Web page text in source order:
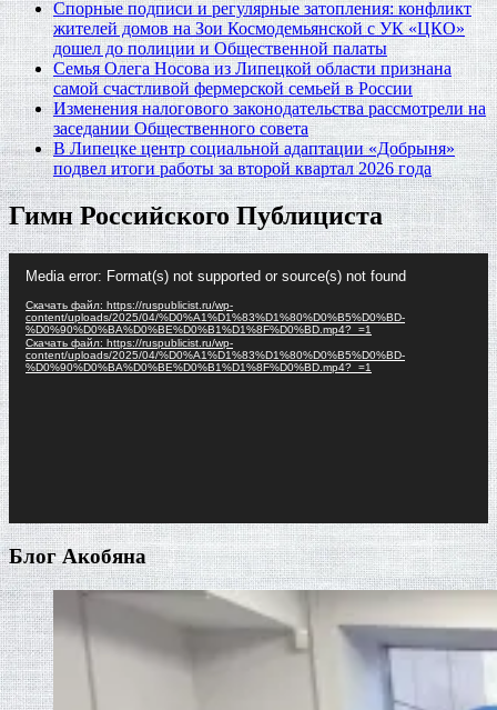
Спорные подписи и регулярные затопления: конфликт
жителей домов на Зои Космодемьянской с УК «ЦКО»
дошел до полиции и Общественной палаты
Семья Олега Носова из Липецкой области признана
самой счастливой фермерской семьей в России
Изменения налогового законодательства рассмотрели на
заседании Общественного совета
В Липецке центр социальной адаптации «Добрыня»
подвел итоги работы за второй квартал 2026 года
Гимн Российского Публициста
Видеоплеер
Media error: Format(s) not supported or source(s) not found
Скачать файл: https://ruspublicist.ru/wp-
content/uploads/2025/04/%D0%A1%D1%83%D1%80%D0%B5%D0%BD-
%D0%90%D0%BA%D0%BE%D0%B1%D1%8F%D0%BD.mp4?_=1
Скачать файл: https://ruspublicist.ru/wp-
content/uploads/2025/04/%D0%A1%D1%83%D1%80%D0%B5%D0%BD-
%D0%90%D0%BA%D0%BE%D0%B1%D1%8F%D0%BD.mp4?_=1
Блог Акобяна